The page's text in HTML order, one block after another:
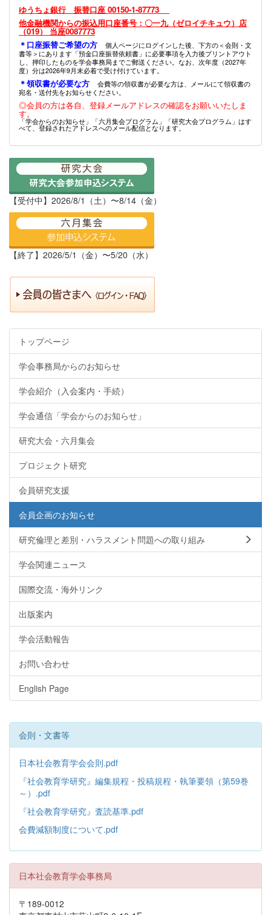
ゆうちょ銀行 振替口座 00150-1-87773
他金融機関からの振込用口座番号：〇一九（ゼロイチキュウ）店
（019） 当座0087773
＊口座振替ご希望の方
個人ページにログインした後、下方の＜会則・文
書等＞にあります「預金口座振替依頼書」に必要事項を入力後プリントアウト
し、押印したものを学会事務局までご郵送ください。なお、次年度（2027年
度）分は2026年9月末必着で受け付けています。
＊領収書が必要な方
会費等の領収書が必要な方は、メールにて領収書の
宛名・送付先をお知らせください。
◎会員の方は各自、登録メールアドレスの確認をお願いいたしま
す。
「学会からのお知らせ」「六月集会プログラム」「研究大会プログラム」はす
べて、登録されたアドレスへのメール配信となります。
【受付中】2026/8/1（土）〜8/14（金）
【終了】2026/5/1（金）〜5/20（水）
トップページ
学会事務局からのお知らせ
学会紹介（入会案内・手続）
学会通信「学会からのお知らせ」
研究大会・六月集会
プロジェクト研究
会員研究支援
会員企画のお知らせ
研究倫理と差別・ハラスメント問題への取り組み
学会関連ニュース
国際交流・海外リンク
出版案内
学会活動報告
お問い合わせ
English Page
会則・文書等
日本社会教育学会会則.pdf
『社会教育学研究』編集規程・投稿規程・執筆要領（第59巻
～）.pdf
『社会教育学研究』査読基準.pdf
会費減額制度について.pdf
日本社会教育学会事務局
〒189-0012